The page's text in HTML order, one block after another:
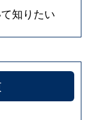
知りたい